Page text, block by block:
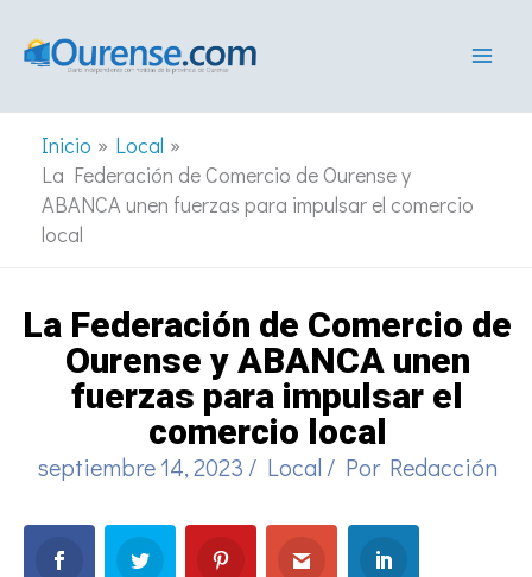
Inicio
Local
La Federación de Comercio de Ourense y
ABANCA unen fuerzas para impulsar el comercio
local
La Federación de Comercio de
Ourense y ABANCA unen
fuerzas para impulsar el
comercio local
septiembre 14, 2023 / Local / Por Redacción